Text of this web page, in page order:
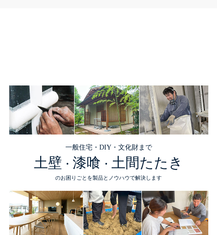
一般住宅・DIY・文化財まで
土壁 ・ 漆喰 ・ 土間たたき
のお困りごとを製品とノウハウで解決します